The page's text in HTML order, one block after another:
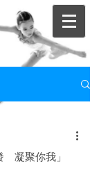
凝聚你我」